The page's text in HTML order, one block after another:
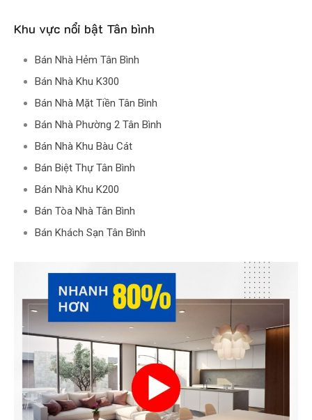
Khu vực nổi bật Tân bình
Bán Nhà Hẻm Tân Bình
Bán Nhà Khu K300
Bán Nhà Mặt Tiền Tân Bình
Bán Nhà Phường 2 Tân Bình
Bán Nhà Khu Bàu Cát
Bán Biệt Thự Tân Bình
Bán Nhà Khu K200
Bán Tòa Nhà Tân Bình
Bán Khách Sạn Tân Bình